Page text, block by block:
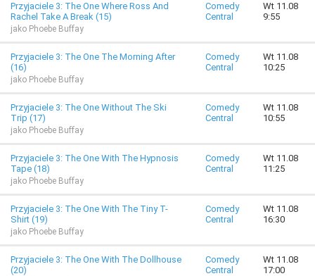
Przyjaciele 3: The One Where Ross And
Rachel Take A Break (15)
jako Phoebe Buffay
Comedy
Central
Wt 11.08
9:55
Przyjaciele 3: The One The Morning After
(16)
jako Phoebe Buffay
Comedy
Central
Wt 11.08
10:25
Przyjaciele 3: The One Without The Ski
Trip (17)
jako Phoebe Buffay
Comedy
Central
Wt 11.08
10:55
Przyjaciele 3: The One With The Hypnosis
Tape (18)
jako Phoebe Buffay
Comedy
Central
Wt 11.08
11:25
Przyjaciele 3: The One With The Tiny T-
Shirt (19)
jako Phoebe Buffay
Comedy
Central
Wt 11.08
16:30
Przyjaciele 3: The One With The Dollhouse
(20)
Comedy
Central
Wt 11.08
17:00